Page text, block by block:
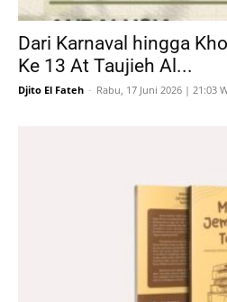
Dari Karnaval hingga
Ke 13 At Taujieh Al...
Djito El Fateh - Rabu, 17 Juni 2026 | 21:03